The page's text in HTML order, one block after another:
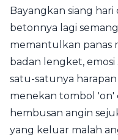
Bayangkan siang
betonnya lagi
memantulkan panas
badan lengket,
satu-satunya
menekan tombol 'on'
hembusan angin
yang keluar malah